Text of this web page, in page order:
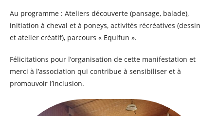
Au programme : Ateliers découverte (pansage, balade),
initiation à cheval et à poneys, activités récréatives (dessin
et atelier créatif), parcours « Equifun ».
Félicitations pour l’organisation de cette manifestation et
merci à l’association qui contribue à sensibiliser et à
promouvoir l’inclusion.